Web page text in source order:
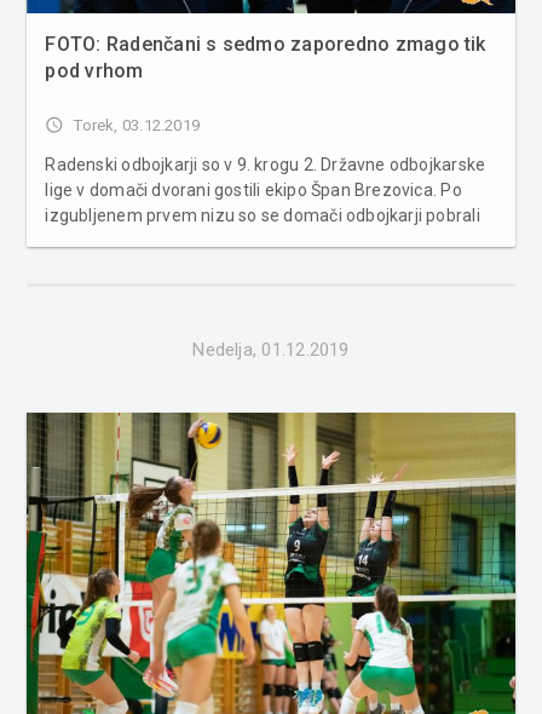
FOTO: Radenčani s sedmo zaporedno zmago tik
pod vrhom
access_time Torek, 03.12.2019
Radenski odbojkarji so v 9. krogu 2. Državne odbojkarske
lige v domači dvorani gostili ekipo Špan Brezovica. Po
izgubljenem prvem nizu so se domači odbojkarji pobrali
Nedelja, 01.12.2019